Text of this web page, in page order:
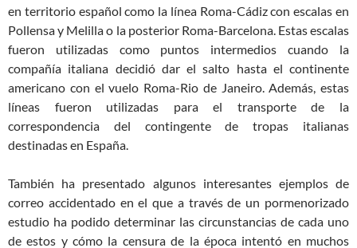
en territorio español como la línea Roma-Cádiz con escalas en
Pollensa y Melilla o la posterior Roma-Barcelona. Estas escalas
fueron utilizadas como puntos intermedios cuando la
compañía italiana decidió dar el salto hasta el continente
americano con el vuelo Roma-Rio de Janeiro. Además, estas
líneas fueron utilizadas para el transporte de la
correspondencia del contingente de tropas italianas
destinadas en España.
También ha presentado algunos interesantes ejemplos de
correo accidentado en el que a través de un pormenorizado
estudio ha podido determinar las circunstancias de cada uno
de estos y cómo la censura de la época intentó en muchos